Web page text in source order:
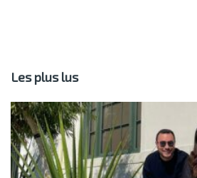
Les plus lus